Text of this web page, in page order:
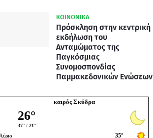
ΚΟΙΝΩΝΙΚΑ
Πρόσκληση στην κεντρική
εκδήλωση του
Ανταμώματος της
Παγκόσμιας
Συνομοσπονδίας
Παμμακεδονικών Ενώσεων
καιρός Σκύδρα